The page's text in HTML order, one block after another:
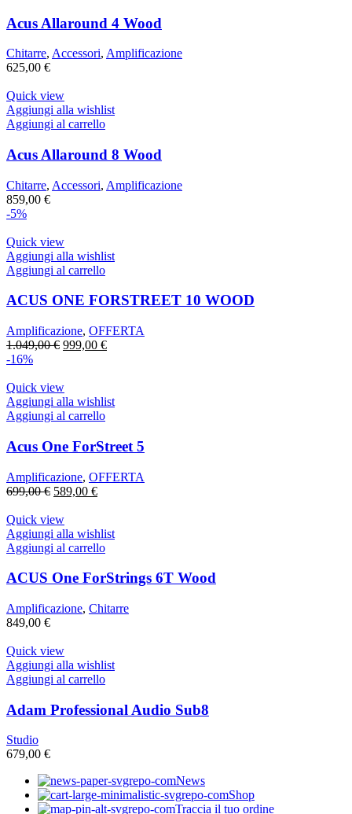
Acus Allaround 4 Wood
Chitarre, Accessori, Amplificazione
625,00 €
Quick view
Aggiungi alla wishlist
Aggiungi al carrello
Acus Allaround 8 Wood
Chitarre, Accessori, Amplificazione
859,00 €
-5%
Quick view
Aggiungi alla wishlist
Aggiungi al carrello
ACUS ONE FORSTREET 10 WOOD
Amplificazione, OFFERTA
1.049,00€ Il
era:
1.049,00 €.
999,00 €Il
999,00 €.
-16%
Quick view
Aggiungi alla wishlist
Aggiungi al carrello
Acus One ForStreet 5
Amplificazione, OFFERTA
699,00€ Il
originale
era:
699,00 €.
589,00 €Il
è:
589,00 €.
Quick view
Aggiungi alla wishlist
Aggiungi al carrello
ACUS One ForStrings 6T Wood
Amplificazione, Chitarre
849,00 €
Quick view
Aggiungi alla wishlist
Aggiungi al carrello
Adam Professional Audio Sub8
Studio
679,00 €
News
Shop
Traccia il tuo ordine